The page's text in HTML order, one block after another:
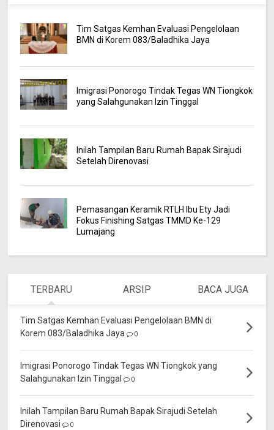
Tim Satgas Kemhan Evaluasi Pengelolaan
BMN di Korem 083/Baladhika Jaya
Imigrasi Ponorogo Tindak Tegas WN Tiongkok
yang Salahgunakan Izin Tinggal
Inilah Tampilan Baru Rumah Bapak Sirajudi
Setelah Direnovasi
Pemasangan Keramik RTLH Ibu Ety Jadi
Fokus Finishing Satgas TMMD Ke-129
Lumajang
TERBARU ARSIP BACA JUGA
Tim Satgas Kemhan Evaluasi Pengelolaan BMN di
Korem 083/Baladhika Jaya
0
Imigrasi Ponorogo Tindak Tegas WN Tiongkok yang
Salahgunakan Izin Tinggal
0
Inilah Tampilan Baru Rumah Bapak Sirajudi Setelah
Direnovasi
0